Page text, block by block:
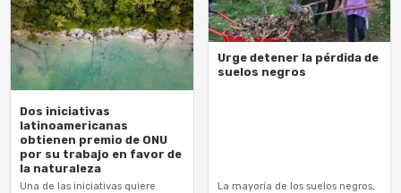
Dos iniciativas
latinoamericanas
obtienen premio de ONU
por su trabajo en favor de
la naturaleza
Una de las iniciativas quiere
Urge detener la pérdida de
suelos negros
La mayoría de los suelos negros,